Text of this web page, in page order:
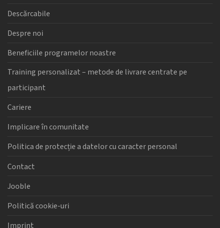
Descărcabile
Despre noi
Beneficiile programelor noastre
Training personalizat – metode de livrare centrate pe
participant
Cariere
Implicare în comunitate
Politica de protecție a datelor cu caracter personal
Contact
Jooble
Politică cookie-uri
Imprint